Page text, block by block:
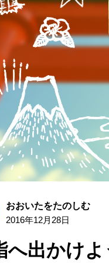
おおいたをたのしむ
2016年12月28日
へ出かけよ